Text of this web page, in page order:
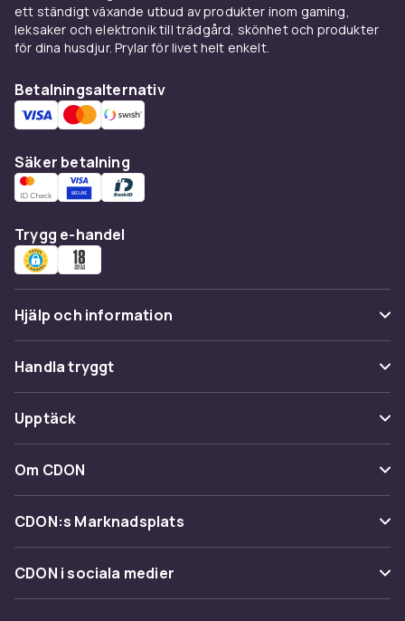
ett ständigt växande utbud av produkter inom gaming,
leksaker och elektronik till trädgård, skönhet och produkter
för dina husdjur. Prylar för livet helt enkelt.
Betalningsalternativ
Säker betalning
Trygg e-handel
Hjälp och information
Vanliga frågor
Spåra paket
Ångra & Returnera här
Kundservice
Handla tryggt
Betalning
Leverans
Återkallelser
Upptäck
Kategorier
Varumärken
Shopit.se
Om CDON
Om oss
Kundrecensioner
CDON:s Marknadsplats
Sälj på CDON
Bli affiliate
CDON i sociala medier